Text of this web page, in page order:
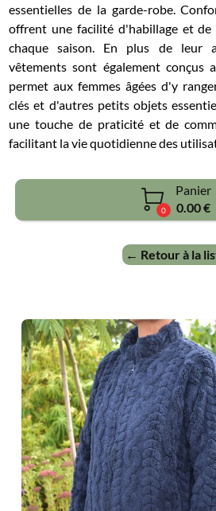
essentielles de la garde-robe.
offrent une facilité d'habillage et de
chaque saison. En plus de leur
vêtements sont également conçus
permet aux femmes âgées d'y
clés et d'autres petits objets
une touche de praticité et de
facilitant la vie quotidienne des
0
Panier
0.00 €
← Retour à la